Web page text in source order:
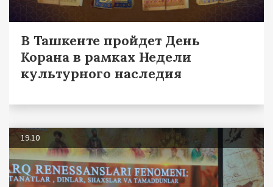
В Ташкенте пройдет День
Корана в рамках Недели
культурного наследия
19.10